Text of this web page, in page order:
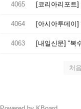
4065 [코리아리포트
4064 [아시아투데이]
4063 [내일신문] “복
처음